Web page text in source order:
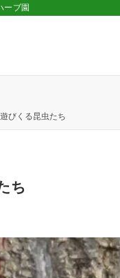
ーブ園
びくる昆虫たち
ち